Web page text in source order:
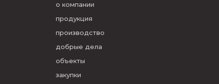
о компании
продукция
производство
добрые дела
объекты
закупки